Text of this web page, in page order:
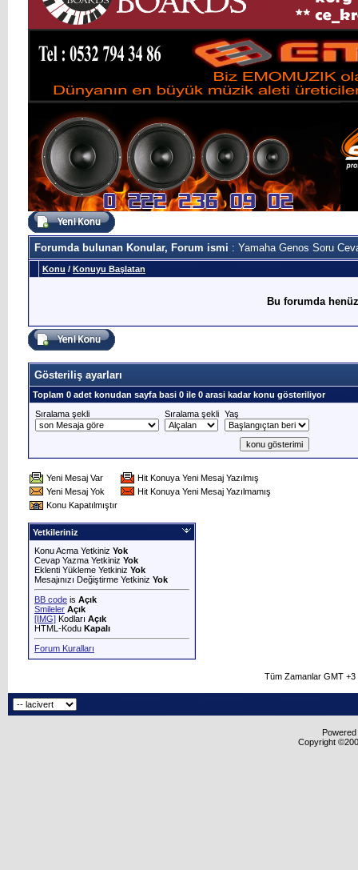
Forumda bulunan Konular, Forum ismi : Yamaha Genos Soru
Konu / Konuyu Başlatan
Bu forumda
Gösteriliş ayarları
Toplam 0 adet konudan sayfa basi 0 ile 0 arasi kadar konu gösteriliyor
Sıralama şekli
Sıralama şekli Yaş
Yeni Mesaj Var
Hit Konuya Yeni Mesaj Yazılmış
Yeni Mesaj Yok
Hit Konuya Yeni Mesaj Yazılmamış
Konu Kapatılmıştır
Yetkileriniz
Konu Acma Yetkiniz Yok
Cevap Yazma Yetkiniz Yok
Eklenti Yükleme Yetkiniz Yok
Mesajınızı Değiştirme Yetkiniz Yok
BB code is Açık
Smileler Açık
[IMG] Kodları Açık
HTML-Kodu Kapalı
Forum Kuralları
Tüm Zamanlar GMT
Copyright